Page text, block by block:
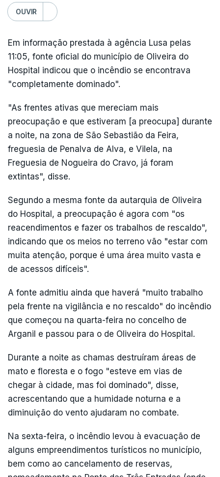
OUVIR
Em informação prestada à agência Lusa pelas
11:05, fonte oficial do município de Oliveira do
Hospital indicou que o incêndio se encontrava
"completamente dominado".
"As frentes ativas que mereciam mais
preocupação e que estiveram [a preocupa] durante
a noite, na zona de São Sebastião da Feira,
freguesia de Penalva de Alva, e Vilela, na
Freguesia de Nogueira do Cravo, já foram
extintas", disse.
Segundo a mesma fonte da autarquia de Oliveira
do Hospital, a preocupação é agora com "os
reacendimentos e fazer os trabalhos de rescaldo",
indicando que os meios no terreno vão "estar com
muita atenção, porque é uma área muito vasta e
de acessos difíceis".
A fonte admitiu ainda que haverá "muito trabalho
pela frente na vigilância e no rescaldo" do incêndio
que começou na quarta-feira no concelho de
Arganil e passou para o de Oliveira do Hospital.
Durante a noite as chamas destruíram áreas de
mato e floresta e o fogo "esteve em vias de
chegar à cidade, mas foi dominado", disse,
acrescentando que a humidade noturna e a
diminuição do vento ajudaram no combate.
Na sexta-feira, o incêndio levou à evacuação de
alguns empreendimentos turísticos no município,
bem como ao cancelamento de reservas,